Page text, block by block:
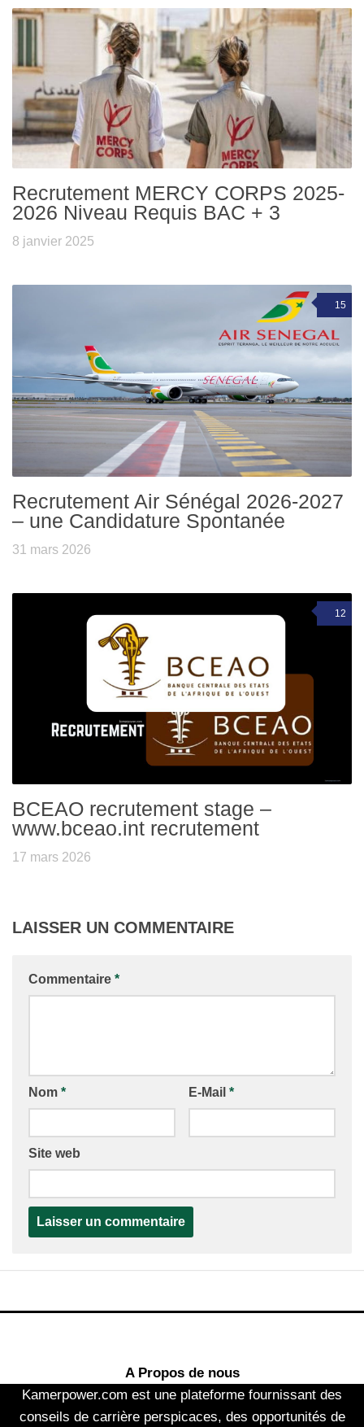
Recrutement MERCY CORPS 2025-
2026 Niveau Requis BAC + 3
8 janvier 2025
15
Recrutement Air Sénégal 2026-2027
– une Candidature Spontanée
31 mars 2026
12
BCEAO recrutement stage –
www.bceao.int recrutement
17 mars 2026
LAISSER UN COMMENTAIRE
Commentaire *
Nom * E-Mail *
Site web
A Propos de nous
Kamerpower.com est une plateforme fournissant des
conseils de carrière perspicaces, des opportunités de